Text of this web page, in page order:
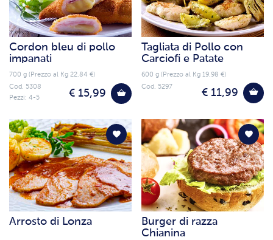
Cordon bleu di pollo
impanati
700 g (Prezzo al Kg 22.84 €)
€ 15,99
Cod. 5308
Pezzi: 4-5
Tagliata di Pollo con
Carciofi e Patate
600 g (Prezzo al Kg 19.98 €)
€ 11,99
Cod. 5297
Arrosto di Lonza
Burger di razza
Chianina